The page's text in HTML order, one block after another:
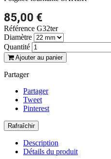
85,00 €
Référence G32ter
Diamètre
Quantité
Ajouter au panier
Partager
Partager
Tweet
Pinterest
Description
Détails du produit